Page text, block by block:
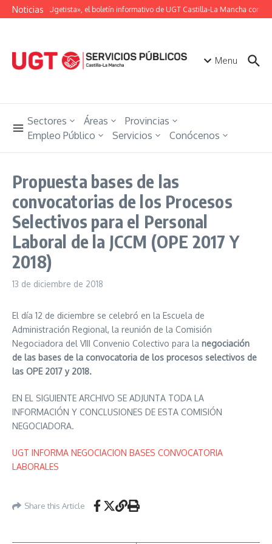
Saltar al contenido
Noticias
«Unión Ugetista», el boletín informativo de UGT Castilla-La Mancha con
Menu
Sectores Áreas
Provincias
Empleo Público
Servicios Conócenos
Propuesta bases de las
convocatorias de los Procesos
Selectivos para el Personal
Laboral de la JCCM (OPE 2017 Y
2018)
13 de diciembre de 2018
El día 12 de diciembre se celebró en la Escuela de
Administración Regional, la reunión de la Comisión
Negociadora del VIII Convenio Colectivo para la negociación
de las bases de la convocatoria de los procesos selectivos de
las OPE 2017 y 2018.
EN EL SIGUIENTE ARCHIVO SE ADJUNTA TODA LA
INFORMACIÓN Y CONCLUSIONES DE ESTA COMISIÓN
NEGOCIADORA.
UGT INFORMA NEGOCIACION BASES CONVOCATORIA
LABORALES
Share this Article